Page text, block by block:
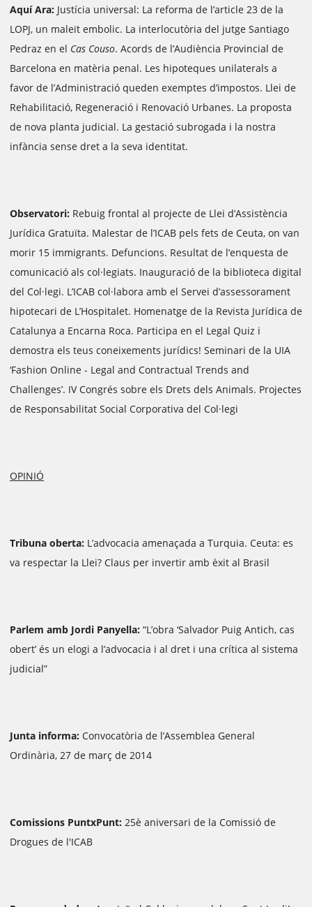
Aquí Ara: Justícia universal: La reforma de l’article 23 de la
LOPJ, un maleït embolic. La interlocutòria del jutge Santiago
Pedraz en el Cas Couso. Acords de l’Audiència Provincial de
Barcelona en matèria penal. Les hipoteques unilaterals a
favor de l’Administració queden exemptes d’impostos. Llei de
Rehabilitació, Regeneració i Renovació Urbanes. La proposta
de nova planta judicial. La gestació subrogada i la nostra
infància sense dret a la seva identitat.
Observatori: Rebuig frontal al projecte de Llei d’Assistència
Jurídica Gratuïta. Malestar de l’ICAB pels fets de Ceuta, on van
morir 15 immigrants. Defuncions. Resultat de l’enquesta de
comunicació als col·legiats. Inauguració de la biblioteca digital
del Col·legi. L’ICAB col·labora amb el Servei d’assessorament
hipotecari de L’Hospitalet. Homenatge de la Revista Jurídica de
Catalunya a Encarna Roca. Participa en el Legal Quiz i
demostra els teus coneixements jurídics! Seminari de la UIA
‘Fashion Online - Legal and Contractual Trends and
Challenges’. IV Congrés sobre els Drets dels Animals. Projectes
de Responsabilitat Social Corporativa del Col·legi
OPINIÓ
Tribuna oberta: L’advocacia amenaçada a Turquia. Ceuta: es
va respectar la Llei? Claus per invertir amb èxit al Brasil
Parlem amb Jordi Panyella: “L’obra ‘Salvador Puig Antich, cas
obert’ és un elogi a l’advocacia i al dret i una crítica al sistema
judicial”
Junta informa: Convocatòria de l’Assemblea General
Ordinària, 27 de març de 2014
Comissions PuntxPunt: 25è aniversari de la Comissió de
Drogues de l'ICAB